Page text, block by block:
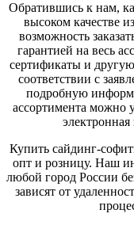
Обратившись к нам,
высоком качестве
возможность
гарантией на весь
сертификаты и
соответствии с
подробную
ассортимента можно
Купить сайдинг-
опт и розницу. Наш
любой город России
зависят от